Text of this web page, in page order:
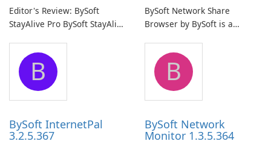
Editor's Review: BySoft
StayAlive Pro BySoft StayAlive
application designed to
ensure the continuous and
uninterrupted operation of
your computer system.
BySoft Network Share
Browser by BySoft is a
application that allows users
to easily browse and manage
shared folders on their
network.
B
BySoft InternetPal
3.2.5.367
B
BySoft Network
Monitor 1.3.5.364